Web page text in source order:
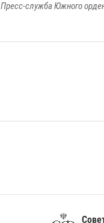
Пресс-служба Южного
Совет